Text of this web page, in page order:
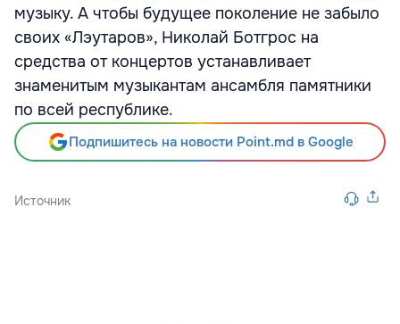
музыку. А чтобы будущее поколение не забыло
своих «Лэутаров», Николай Ботгрос на
средства от концертов устанавливает
знаменитым музыкантам ансамбля памятники
по всей республике.
Подпишитесь на новости Point.md в Google
Источник